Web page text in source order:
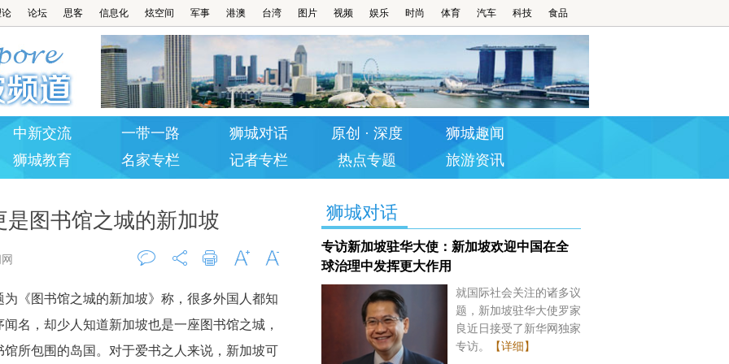
论坛 思客 信息化 炫空间 军事 港澳 台湾 图片 视频 娱乐 时尚 体育 汽车 科技 食品
中新交流 一带一路 狮城对话 原创 · 深度
狮城趣闻
狮城教育
名家专栏 记者专栏 热点专题 旅游资讯
狮城对话
专访新加坡驻华大使：新加坡欢迎中国在全
球治理中发挥更大作用
就国际社会关注的诸多议
题，新加坡驻华大使罗家
良近日接受了新华网独家
专访。
【详细】
图书馆之城的新加坡
评论 打印 字大 字小
图书馆之城的新加坡》称，很多外国人都知
名，却少人知道新加坡也是一座图书馆之城，
所包围的岛国。对于爱书之人来说，新加坡可